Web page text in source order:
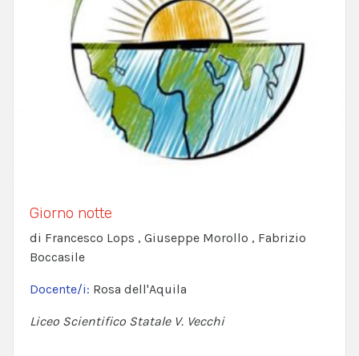
Giorno notte
di Francesco Lops , Giuseppe Morollo , Fabrizio
Boccasile
Docente/i: Rosa dell'Aquila
Liceo Scientifico Statale V. Vecchi